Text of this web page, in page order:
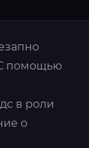
помощью
в роли
о